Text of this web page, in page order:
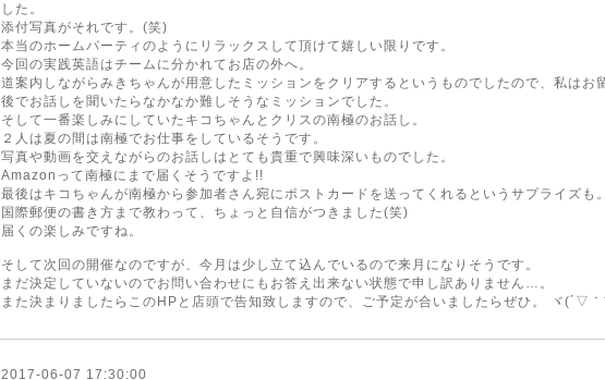
した。
添付写真がそれです。(笑)
本当のホームパーティのようにリラックスして頂けて嬉しい限りです。
今回の実践英語はチームに分かれてお店の外へ。
道案内しながらみきちゃんが用意したミッションをクリアするというものでしたので、私はお
後でお話しを聞いたらなかなか難しそうなミッションでした。
そして一番楽しみにしていたキコちゃんとクリスの南極のお話し。
２人は夏の間は南極でお仕事をしているそうです。
写真や動画を交えながらのお話しはとても貴重で興味深いものでした。
Amazonって南極にまで届くそうですよ!!
最後はキコちゃんが南極から参加者さん宛にポストカードを送ってくれるというサプライズも。
国際郵便の書き方まで教わって、ちょっと自信がつきました(笑)
届くの楽しみですね。
そして次回の開催なのですが、今月は少し立て込んでいるので来月になりそうです。
まだ決定していないのでお問い合わせにもお答え出来ない状態で申し訳ありません…。
また決まりましたらこのHPと店頭で告知致しますので、ご予定が合いましたらぜひ。 ヾ(´▽
2017-06-07 17:30:00